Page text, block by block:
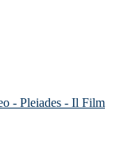
- Pleiades - Il Film